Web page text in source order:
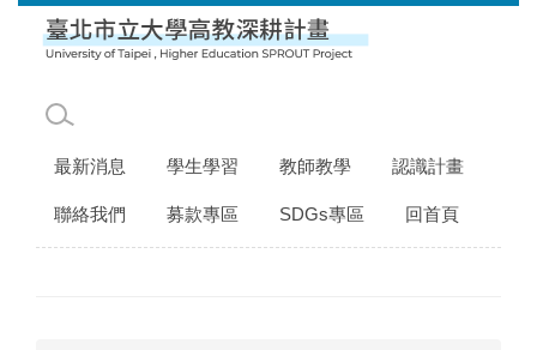
最新消息 學生學習 教師教學 認識計畫
聯絡我們 募款專區 SDGs專區 回首頁